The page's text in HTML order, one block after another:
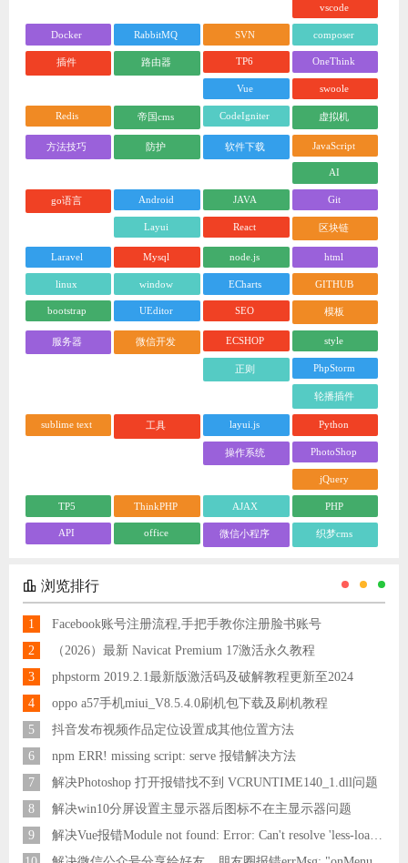
vscode
Docker RabbitMQ SVN composer
插件 路由器 TP6 OneThink
Vue swoole
Redis 帝国cms CodeIgniter 虚拟机
方法技巧 防护 软件下载 JavaScript
AI
go语言 Android JAVA Git
Layui React 区块链
Laravel Mysql node.js html
linux window ECharts GITHUB
bootstrap UEditor SEO 模板
服务器 微信开发 ECSHOP style
正则 PhpStorm
轮播插件
sublime text 工具 layui.js Python
操作系统 PhotoShop
jQuery
TP5 ThinkPHP AJAX PHP
API office 微信小程序 织梦cms
浏览排行
1
Facebook账号注册流程,手把手教你注册脸书账号
2
（2026）最新 Navicat Premium 17激活永久教程
3
phpstorm 2019.2.1最新版激活码及破解教程更新至2024
4
oppo a57手机miui_V8.5.4.0刷机包下载及刷机教程
5
抖音发布视频作品定位设置成其他位置方法
6
npm ERR! missing script: serve 报错解决方法
7
解决Photoshop 打开报错找不到 VCRUNTIME140_1.dll问题
8
解决win10分屏设置主显示器后图标不在主显示器问题
9
解决Vue报错Module not found: Error: Can't resolve 'less-loader' in 'C:\Users\Hm\Desktop\vue\vue_shop'问题